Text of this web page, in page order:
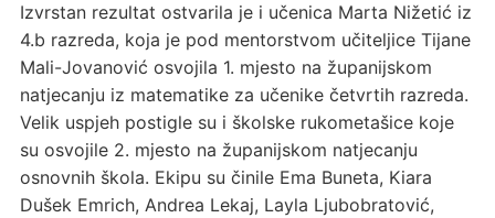
Izvrstan rezultat ostvarila je i učenica Marta Nižetić iz
4.b razreda, koja je pod mentorstvom učiteljice Tijane
Mali-Jovanović osvojila 1. mjesto na županijskom
natjecanju iz matematike za učenike četvrtih razreda.
Velik uspjeh postigle su i školske rukometašice koje
su osvojile 2. mjesto na županijskom natjecanju
osnovnih škola. Ekipu su činile Ema Buneta, Kiara
Dušek Emrich, Andrea Lekaj, Layla Ljubobratović,